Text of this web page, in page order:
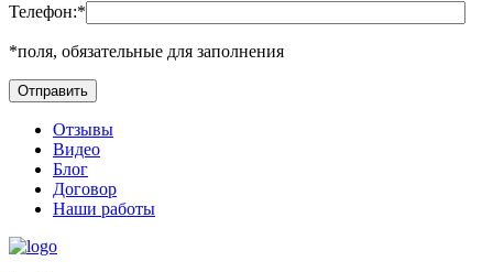
Телефон:*
*поля, обязательные для заполнения
Отзывы
Видео
Блог
Договор
Наши работы